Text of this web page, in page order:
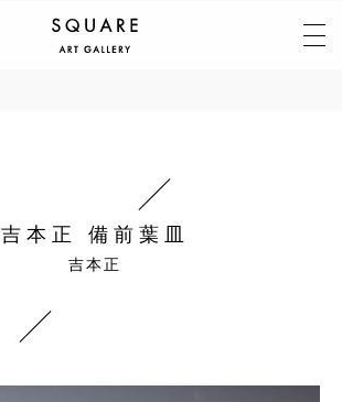
吉本正 備前葉皿
吉本正